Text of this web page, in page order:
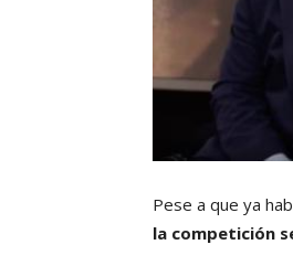
Pese a que ya
la competición